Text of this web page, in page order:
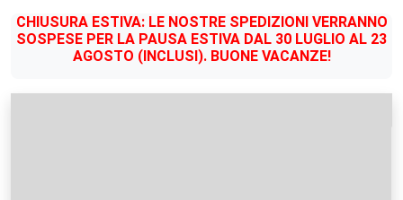
CHIUSURA ESTIVA: LE NOSTRE SPEDIZIONI VERRANNO
SOSPESE PER LA PAUSA ESTIVA DAL 30 LUGLIO AL 23
AGOSTO (INCLUSI). BUONE VACANZE!